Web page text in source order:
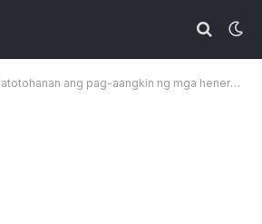
ang pag-aangkin ng mga heneral na nagdedemanda kay Teodoro